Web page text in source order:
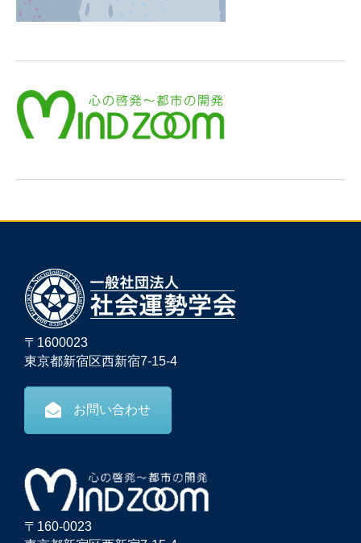
〒1600023
東京都新宿区西新宿7-15-4
お問い合わせ
〒160-0023